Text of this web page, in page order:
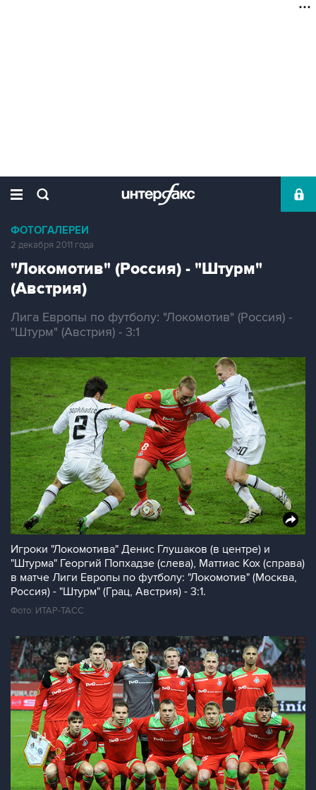
ФОТОГАЛЕРЕИ
2 декабря 2011 года
"Локомотив" (Россия) - "Штурм"
(Австрия)
Лига Европы по футболу: "Локомотив" (Россия) -
"Штурм" (Австрия) - 3:1
Игроки "Локомотива" Денис Глушаков (в центре) и
"Штурма" Георгий Попхадзе (слева), Маттиас Кох (справа)
в матче Лиги Европы по футболу: "Локомотив" (Москва,
Россия) - "Штурм" (Грац, Австрия) - 3:1.
Фото: ИТАР-ТАСС